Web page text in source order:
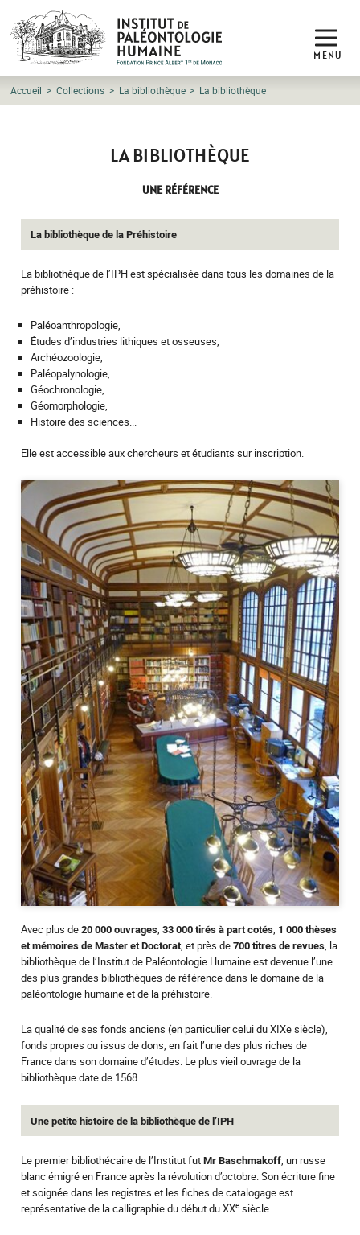
MENU
Accueil Collections La bibliothèque La bibliothèque
LA BIBLIOTHÈQUE
UNE RÉFÉRENCE
La bibliothèque de la Préhistoire
La bibliothèque de l’IPH est spécialisée dans tous les domaines de la
préhistoire :
Paléoanthropologie,
Études d’industries lithiques et osseuses,
Archéozoologie,
Paléopalynologie,
Géochronologie,
Géomorphologie,
Histoire des sciences...
Elle est accessible aux chercheurs et étudiants sur inscription.
Avec plus de20 000 ouvrages, 33 000 tirés à part cotés, 1 000 thèses
et mémoires de Master et Doctorat, et près de700 titres de revues, la
bibliothèque de l’Institut de Paléontologie Humaine est devenue l’une
des plus grandes bibliothèques de référence dans le domaine de la
paléontologie humaine et de la préhistoire.
La qualité de ses fonds anciens (en particulier celui du XIXe siècle),
fonds propres ou issus de dons, en fait l’une des plus riches de
France dans son domaine d’études. Le plus vieil ouvrage de la
bibliothèque date de 1568.
Une petite histoire de la bibliothèque de l’IPH
Le premier bibliothécaire de l’Institut futMr Baschmakoff, un russe
blanc émigré en France après la révolution d’octobre. Son écriture fine
et soignée dans les registres et les fiches de catalogage est
représentative de la calligraphie du début du XXesiècle.